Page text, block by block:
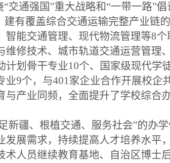
“交通强国”重大战略和“一带一路”
建有覆盖综合交通运输完整产业链
智能交通管理、现代物流管理等8
维修技术、城市轨道交通运营管理
计划骨干专业10个、国家级现代学
业9个，与401家企业合作开展校企
与产业同频，全面提升了学校综合办
新疆、根植交通、服务社会”的办
发展需求，持续提高人才培养水平
术人员继续教育基地、自治区博士